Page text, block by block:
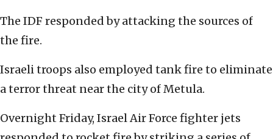
The IDF responded by attacking the sources of
the fire.
Israeli troops also employed tank fire to eliminate
a terror threat near the city of Metula.
Overnight Friday, Israel Air Force fighter jets